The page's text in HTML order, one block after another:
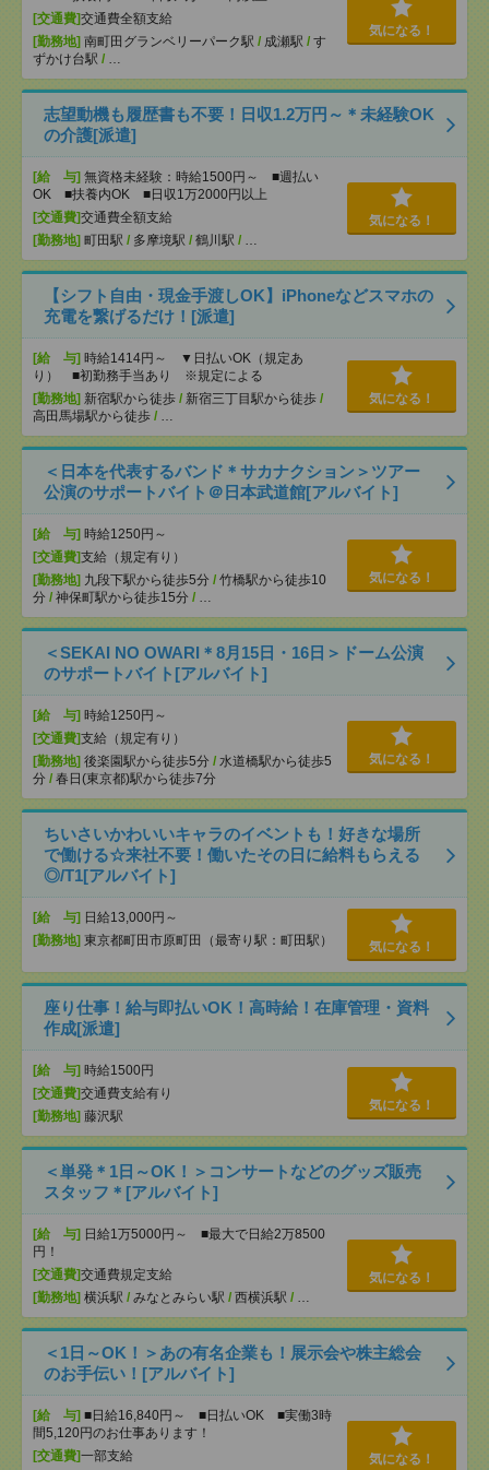
[交通費]交通費全額支給
[勤務地] 南町田グランベリーパーク駅 / 成瀬駅 / す
ずかけ台駅 / …
気になる！
志望動機も履歴書も不要！日収1.2万円～＊未経験OK
の介護[派遣]
[給 与] 無資格未経験：時給1500円～ ■週払い
OK ■扶養内OK ■日収1万2000円以上
[交通費]交通費全額支給
[勤務地] 町田駅 / 多摩境駅 / 鶴川駅 / …
気になる！
【シフト自由・現金手渡しOK】iPhoneなどスマホの
充電を繋げるだけ！[派遣]
[給 与] 時給1414円～ ▼日払いOK（規定あ
り） ■初勤務手当あり ※規定による
[勤務地] 新宿駅から徒歩 / 新宿三丁目駅から徒歩 /
高田馬場駅から徒歩 / …
気になる！
＜日本を代表するバンド＊サカナクション＞ツアー
公演のサポートバイト＠日本武道館[アルバイト]
[給 与] 時給1250円～
[交通費]支給（規定有り）
[勤務地] 九段下駅から徒歩5分 / 竹橋駅から徒歩10
分 / 神保町駅から徒歩15分 / …
気になる！
＜SEKAI NO OWARI＊8月15日・16日＞ドーム公演
のサポートバイト[アルバイト]
[給 与] 時給1250円～
[交通費]支給（規定有り）
[勤務地] 後楽園駅から徒歩5分 / 水道橋駅から徒歩5
分 / 春日(東京都)駅から徒歩7分
気になる！
ちいさいかわいいキャラのイベントも！好きな場所
で働ける☆来社不要！働いたその日に給料もらえる
◎/T1[アルバイト]
[給 与] 日給13,000円～
[勤務地] 東京都町田市原町田（最寄り駅：町田駅） 気になる！
座り仕事！給与即払いOK！高時給！在庫管理・資料
作成[派遣]
[給 与] 時給1500円
[交通費]交通費支給有り
[勤務地] 藤沢駅
気になる！
＜単発＊1日～OK！＞コンサートなどのグッズ販売
スタッフ＊[アルバイト]
[給 与] 日給1万5000円～ ■最大で日給2万8500
円！
[交通費]交通費規定支給
[勤務地] 横浜駅 / みなとみらい駅 / 西横浜駅 / …
気になる！
＜1日～OK！＞あの有名企業も！展示会や株主総会
のお手伝い！[アルバイト]
[給 与] ■日給16,840円～ ■日払いOK ■実働3時
間5,120円のお仕事あります！
[交通費]一部支給
気になる！